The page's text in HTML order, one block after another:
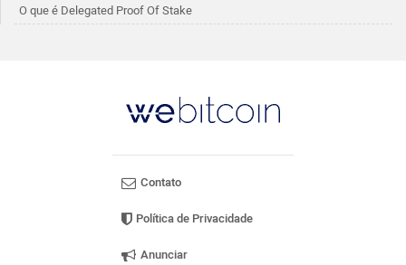
O que é Delegated Proof Of Stake
Contato
Política de Privacidade
Anunciar